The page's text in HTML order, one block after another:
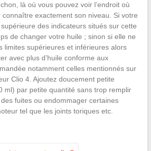
là où vous pouvez voir l’endroit où
exactement son niveau. Si votre
des indicateurs situés sur cette
de changer votre huile ; sinon si elle ne
limites supérieures et inférieures alors
avec plus d’huile conforme aux
notamment celles mentionnés sur
Clio 4. Ajoutez doucement petite
ml) par petite quantité sans trop remplir
fuites ou endommager certaines
tel que les joints toriques etc.